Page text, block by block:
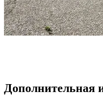
Дополнительная